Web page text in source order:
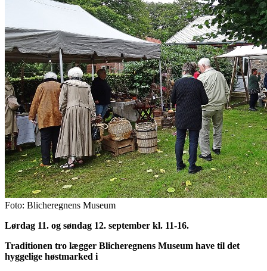
Foto: Blicheregnens Museum
Lørdag 11. og søndag 12. september kl. 11-16.
Traditionen tro lægger Blicheregnens Museum have til det
hyggelige høstmarked i